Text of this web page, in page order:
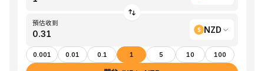
預估收到
NZD
0.001 0.01 0.1 1 5 10 100